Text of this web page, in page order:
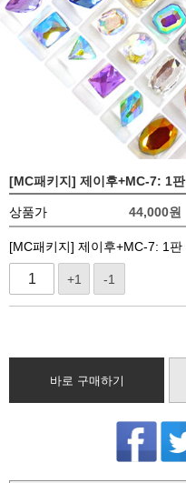
[MC패키지] 제이후+MC-7: 1판
상품가 44,000원
[MC패키지] 제이후+MC-7: 1판
+1 -1
바로 구매하기